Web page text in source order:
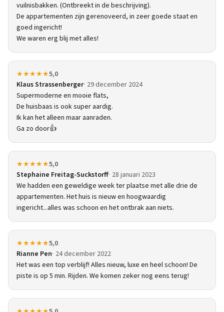
vuilnisbakken. (Ontbreekt in de beschrijving).
De appartementen zijn gerenoveerd, in zeer goede staat en
goed ingericht!
We waren erg blij met alles!
★★★★★5,0
Klaus Strassenberger 29 december 2024
Supermoderne en mooie flats,
De huisbaas is ook super aardig.
Ik kan het alleen maar aanraden.
Ga zo door👍
★★★★★5,0
Stephaine Freitag-Suckstorff 28 januari 2023
We hadden een geweldige week ter plaatse met alle drie de
appartementen. Het huis is nieuw en hoogwaardig
ingericht...alles was schoon en het ontbrak aan niets.
★★★★★5,0
Rianne Pen 24 december 2022
Het was een top verblijf! Alles nieuw, luxe en heel schoon! De
piste is op 5 min. Rijden. We komen zeker nog eens terug!